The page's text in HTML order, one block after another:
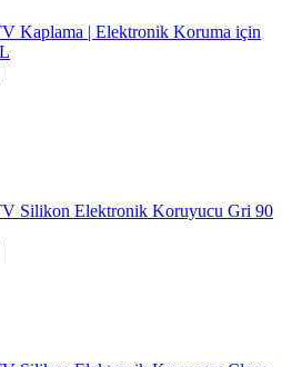
Kaplama | Elektronik Koruma için
Silikon Elektronik Koruyucu Gri 90